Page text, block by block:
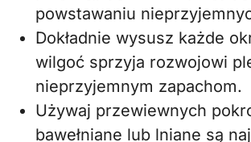
powstawaniu
Dokładnie wysusz każde
wilgoć sprzyja rozwojowi
nieprzyjemnym zapachom.
Używaj przewiewnych
bawełniane lub lniane są